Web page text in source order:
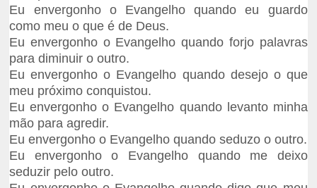
Eu envergonho o Evangelho quando eu guardo
como meu o que é de Deus.
Eu envergonho o Evangelho quando forjo palavras
para diminuir o outro.
Eu envergonho o Evangelho quando desejo o que
meu próximo conquistou.
Eu envergonho o Evangelho quando levanto minha
mão para agredir.
Eu envergonho o Evangelho quando seduzo o outro.
Eu envergonho o Evangelho quando me deixo
seduzir pelo outro.